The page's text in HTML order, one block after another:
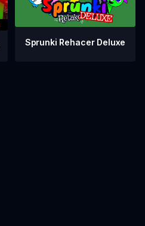
Sprunki Rehacer Deluxe